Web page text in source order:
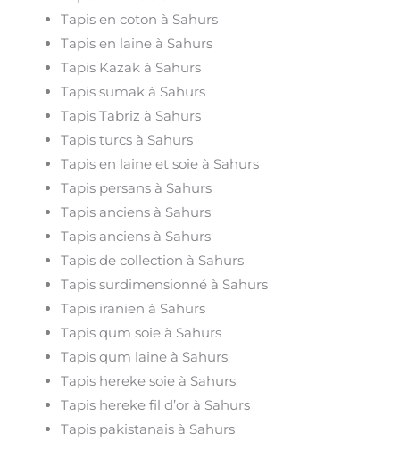
Tapis en coton à Sahurs
Tapis en laine à Sahurs
Tapis Kazak à Sahurs
Tapis sumak à Sahurs
Tapis Tabriz à Sahurs
Tapis turcs à Sahurs
Tapis en laine et soie à Sahurs
Tapis persans à Sahurs
Tapis anciens à Sahurs
Tapis anciens à Sahurs
Tapis de collection à Sahurs
Tapis surdimensionné à Sahurs
Tapis iranien à Sahurs
Tapis qum soie à Sahurs
Tapis qum laine à Sahurs
Tapis hereke soie à Sahurs
Tapis hereke fil d’or à Sahurs
Tapis pakistanais à Sahurs